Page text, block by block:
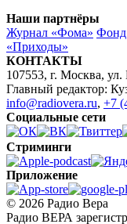
Наши партнёры
Журнал «Фома» Фонд
«Приходы»
КОНТАКТЫ
107553, г. Москва, ул.
Главный редактор:
info@radiovera.ru, +7
Социальные сети
Стриминги
Приложение
© 2026 Радио Вера
Радио ВЕРА